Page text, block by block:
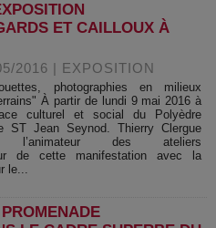
ET CAILLOUX À
2016 | EXPOSITION
photographies en milieux
À partir de lundi 9 mai 2016 à
culturel et social du Polyèdre
ST Jean Seynod. Thierry Clergue
l’animateur des ateliers
de cette manifestation avec la
le...